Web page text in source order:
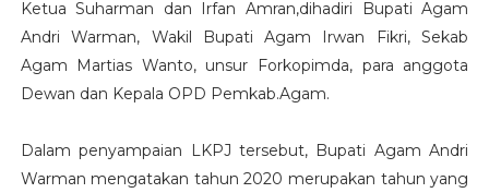
Ketua Suharman dan Irfan Amran,dihadiri Bupati Agam
Andri Warman, Wakil Bupati Agam Irwan Fikri, Sekab
Agam Martias Wanto, unsur Forkopimda, para anggota
Dewan dan Kepala OPD Pemkab.Agam.
Dalam penyampaian LKPJ tersebut, Bupati Agam Andri
Warman mengatakan tahun 2020 merupakan tahun yang